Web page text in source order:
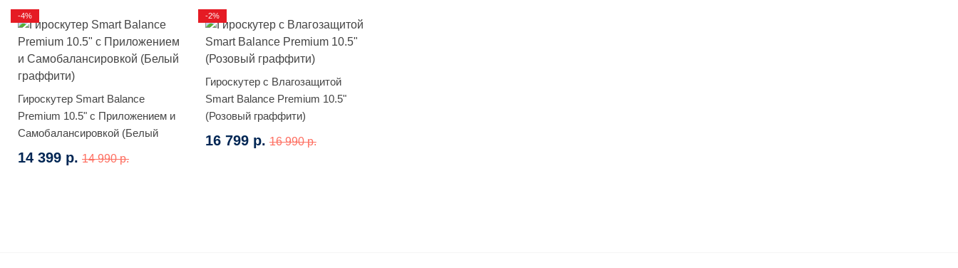
Гироскутер Smart Balance
Premium 10.5" с Приложением и
Самобалансировкой (Белый
граффити)
14 399 р. 14 990 р.
-4%
Гироскутер с Влагозащитой
Smart Balance Premium 10.5"
(Розовый граффити)
16 799 р. 16 990 р.
-2%